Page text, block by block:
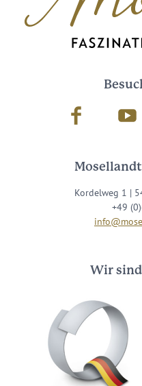
Facebook
Kordelweg 1 |
+49
Wir